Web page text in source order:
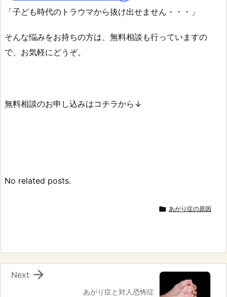
「子ども時代のトラウマから抜け出せません・・・」
そんな悩みをお持ちの方は、無料相談も行っていますの
で、お気軽にどうぞ。
無料相談のお申し込みはコチラから↓
No related posts.
 あがり症の原因
あがり症と対人恐怖症

Next